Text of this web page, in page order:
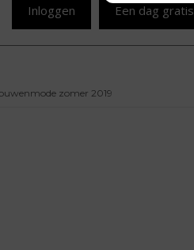
Inloggen Een dag
zomer 2019